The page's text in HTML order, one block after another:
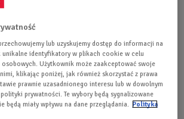
lub uzyskujemy dostęp do informacji na
unikalne identyfikatory w plikach cookie w celu
osobowych. Użytkownik może zaakceptować swoje
klikając poniżej, jak również skorzystać z prawa
prawnie uzasadnionego interesu lub w dowolnym
prywatności. Te wybory będą sygnalizowane
będą miały wpływu na dane przeglądania.
Polityka